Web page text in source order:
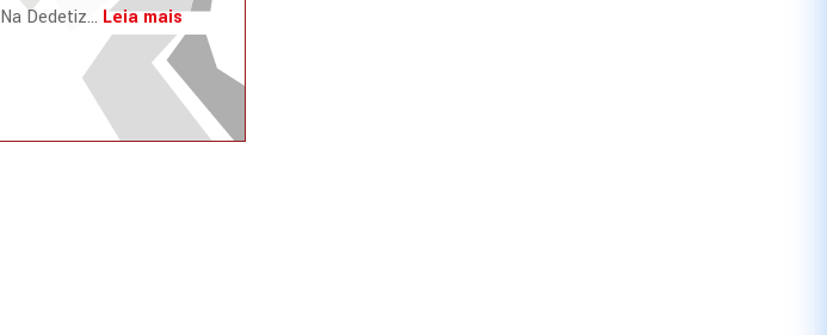
Na Dedetiz... Leia mais